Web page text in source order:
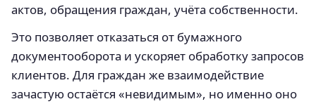
актов, обращения граждан, учёта собственности.
Это позволяет отказаться от бумажного
документооборота и ускоряет обработку запросов
клиентов. Для граждан же взаимодействие
зачастую остаётся «невидимым», но именно оно